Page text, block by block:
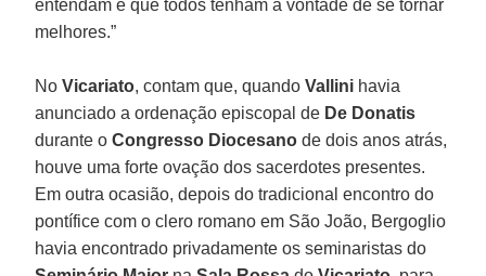
entendam e que todos tenham a vontade de se tornar
melhores.”
NoVicariato, contam que, quandoVallini havia
anunciado a ordenação episcopal de De Donatis
durante oCongresso Diocesano de dois anos atrás,
houve uma forte ovação dos sacerdotes presentes.
Em outra ocasião, depois do tradicional encontro do
pontífice com o clero romano em São João, Bergoglio
havia encontrado privadamente os seminaristas do